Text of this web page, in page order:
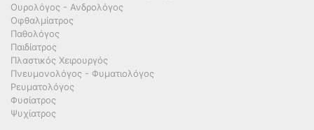
Ουρολόγος - Ανδρολόγος
Οφθαλμίατρος
Παθολόγος
Παιδίατρος
Πλαστικός Χειρουργός
Πνευμονολόγος - Φυματιολόγος
Ρευματολόγος
Φυσίατρος
Ψυχίατρος